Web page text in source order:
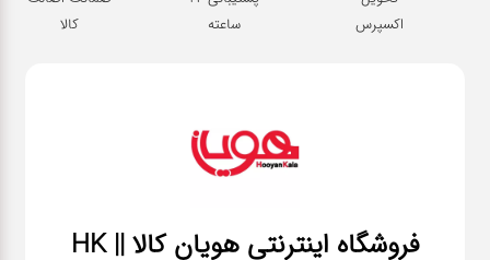
اکسپرس
ساعته
کالا
فروشگاه اینترنتی هویان کالا || HK